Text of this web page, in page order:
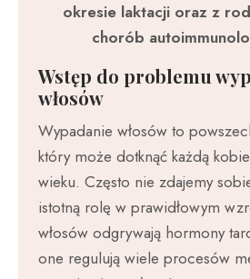
okresie laktacji oraz z
chorób
Wstęp do problemu
włosów
Wypadanie włosów to
który może dotknąć każdą
wieku. Często nie zdajemy
istotną rolę w prawidłowym
włosów odgrywają hormony
one regulują wiele procesów